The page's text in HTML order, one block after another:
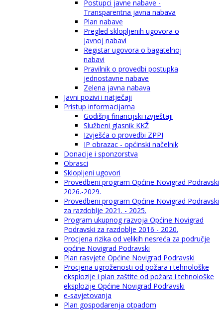
Postupci javne nabave -
Transparentna javna nabava
Plan nabave
Pregled sklopljenih ugovora o
javnoj nabavi
Registar ugovora o bagatelnoj
nabavi
Pravilnik o provedbi postupka
jednostavne nabave
Zelena javna nabava
Javni pozivi i natječaji
Pristup informacijama
Godišnji financijski izvještaji
Službeni glasnik KKŽ
Izvješća o provedbi ZPPI
IP obrazac - općinski načelnik
Donacije i sponzorstva
Obrasci
Sklopljeni ugovori
Provedbeni program Općine Novigrad Podravski
2026.-2029.
Provedbeni program Općine Novigrad Podravski
za razdoblje 2021. - 2025.
Program ukupnog razvoja Općine Novigrad
Podravski za razdoblje 2016 - 2020.
Procjena rizika od velikih nesreća za područje
općine Novigrad Podravski
Plan rasvjete Općine Novigrad Podravski
Procjena ugroženosti od požara i tehnološke
eksplozije i plan zaštite od požara i tehnološke
eksplozije Općine Novigrad Podravski
e-savjetovanja
Plan gospodarenja otpadom